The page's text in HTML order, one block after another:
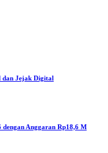
Jejak Digital
Anggaran Rp18,6 M